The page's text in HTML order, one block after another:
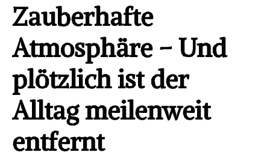
Zauberhafte
Atmosphäre – Und
plötzlich ist der
Alltag meilenweit
entfernt